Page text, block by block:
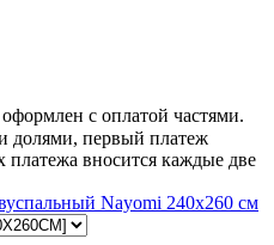
с оплатой частями.
долями, первый платеж
платежа вносится каждые две
Nayomi 240x260 см